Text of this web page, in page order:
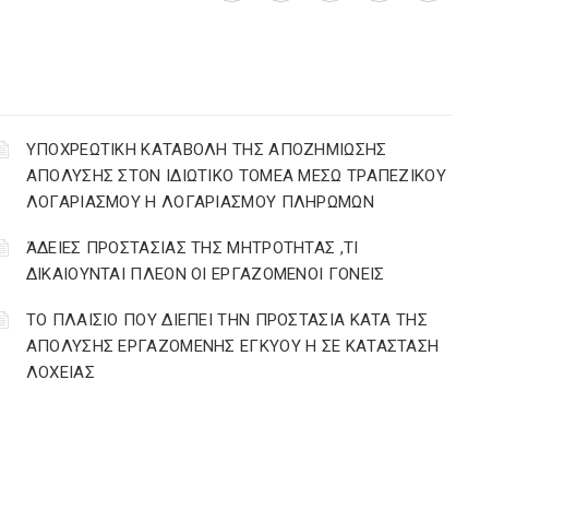
YΠΟΧΡΕΩΤΙΚΗ ΚΑΤΑΒΟΛΗ ΤΗΣ ΑΠΟΖΗΜΙΩΣΗΣ
ΑΠΟΛΥΣΗΣ ΣΤΟΝ ΙΔΙΩΤΙΚΟ ΤΟΜΕΑ ΜΕΣΩ ΤΡΑΠΕΖΙΚΟΥ
ΛΟΓΑΡΙΑΣΜΟΥ Η ΛΟΓΑΡΙΑΣΜΟΥ ΠΛΗΡΩΜΩΝ
ΆΔΕΙΕΣ ΠΡΟΣΤΑΣΙΑΣ ΤΗΣ ΜΗΤΡΟΤΗΤΑΣ ,ΤΙ
ΔΙΚΑΙΟΥΝΤΑΙ ΠΛΕΟΝ ΟΙ ΕΡΓΑΖΟΜΕΝΟΙ ΓΟΝΕΙΣ
ΤΟ ΠΛΑΙΣΙΟ ΠΟΥ ΔΙΕΠΕΙ ΤΗΝ ΠΡΟΣΤΑΣΙΑ ΚΑΤΑ ΤΗΣ
ΑΠΟΛΥΣΗΣ ΕΡΓΑΖΟΜΕΝΗΣ ΕΓΚΥΟΥ Η ΣΕ ΚΑΤΑΣΤΑΣΗ
ΛΟΧΕΙΑΣ